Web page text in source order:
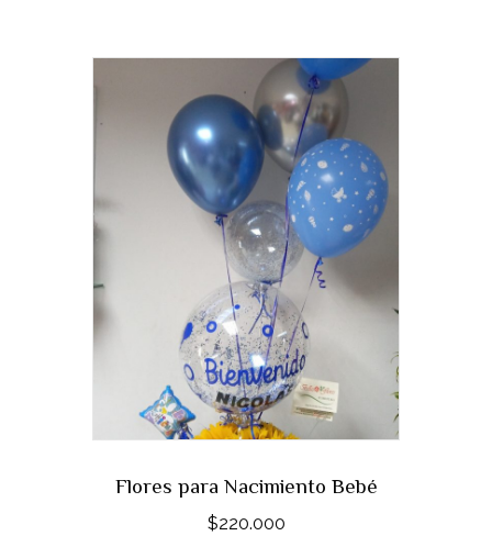
Flores para Nacimiento Bebé
$220.000